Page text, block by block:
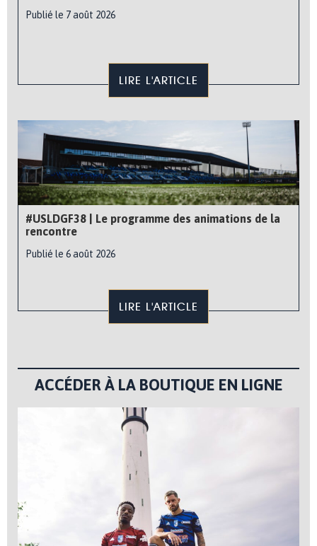
Publié le 7 août 2026
LIRE L'ARTICLE
#USLDGF38 | Le programme des animations de la
rencontre
Publié le 6 août 2026
LIRE L'ARTICLE
ACCÉDER À LA BOUTIQUE EN LIGNE